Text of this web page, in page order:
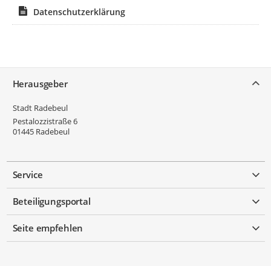
Datenschutzerklärung
Herausgeber
Stadt Radebeul
Pestalozzistraße 6
01445 Radebeul
Service
Beteiligungsportal
Seite empfehlen